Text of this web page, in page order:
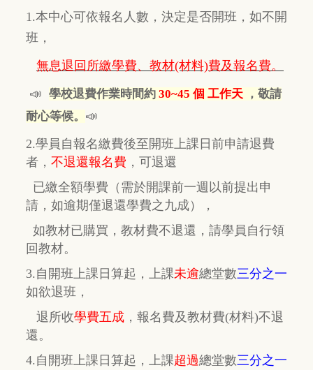
1.本中心可依報名人數，決定是否開班，如不開
班，
無息退回所繳學費、教材(材料)費及報名費。
📣 學校退費作業時間約 30~45 個 工作天 ，敬請
耐心等候。 📣
2.學員自報名繳費後至開班上課日前申請退費
者， 不退還報名費 ， 可退還
已繳全額學費 （需於開課前一週以前提出申
請，如逾期僅退還學費之九成），
如教材已購買，教材費不退還， 請學員自行領
回教材。
3.自開班上課日算起，上課未逾總堂數三分之一
如欲退班，
退所收學費五成 ， 報名費及教材費(材料)不退
還。
4.自開班上課日算起，上課超過總堂數三分之一